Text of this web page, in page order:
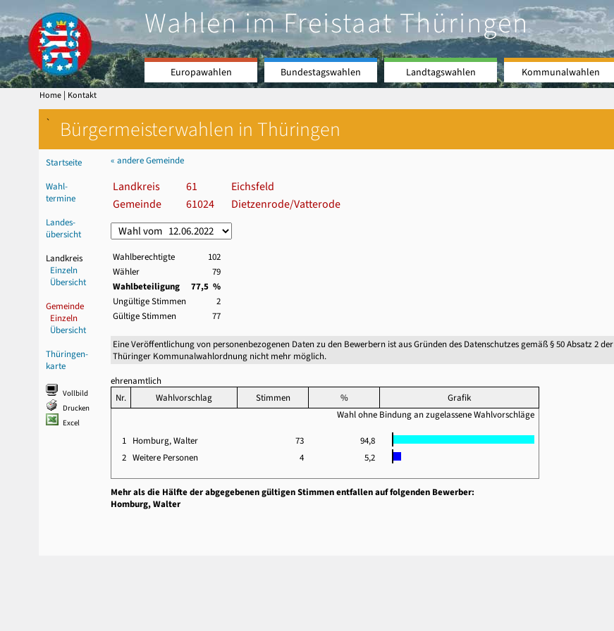
Wahlen im Freistaat Thüringen
Europawahlen Bundestagswahlen Landtagswahlen Kommunalwahlen
Home | Kontakt
` Bürgermeisterwahlen in Thüringen
Startseite
Wahl-
termine
Landes-
übersicht
Landkreis
Einzeln
Übersicht
Gemeinde
Einzeln
Übersicht
Thüringen-
karte
Vollbild
Drucken
Excel
« andere Gemeinde
Landkreis 61
Eichsfeld
Gemeinde
61024 Dietzenrode/Vatterode
Wahlberechtigte
102
Wähler
79
Wahlbeteiligung
77,5 %
Ungültige Stimmen
2
Gültige Stimmen
77
Eine Veröffentlichung von personenbezogenen Daten zu den Bewerbern ist aus Gründen des Datenschutzes gemäß § 50 Absatz 2 der
Thüringer Kommunalwahlordnung nicht mehr möglich.
ehrenamtlich
Nr.
Wahlvorschlag Stimmen %
Grafik
Wahl ohne Bindung an zugelassene Wahlvorschläge
1 Homburg, Walter 73
94,8
2 Weitere Personen 4 5,2
Mehr als die Hälfte der abgegebenen gültigen Stimmen entfallen auf folgenden Bewerber:
Homburg, Walter